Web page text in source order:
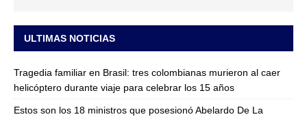
ULTIMAS NOTICIAS
Tragedia familiar en Brasil: tres colombianas murieron al caer
helicóptero durante viaje para celebrar los 15 años
Estos son los 18 ministros que posesionó Abelardo De La